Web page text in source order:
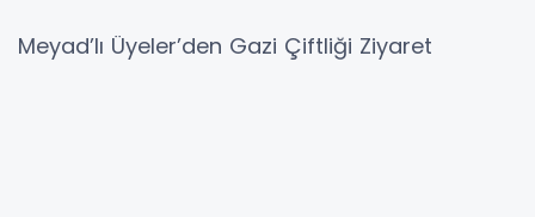
Meyad’lı Üyeler’den Gazi Çiftliği Ziyaret